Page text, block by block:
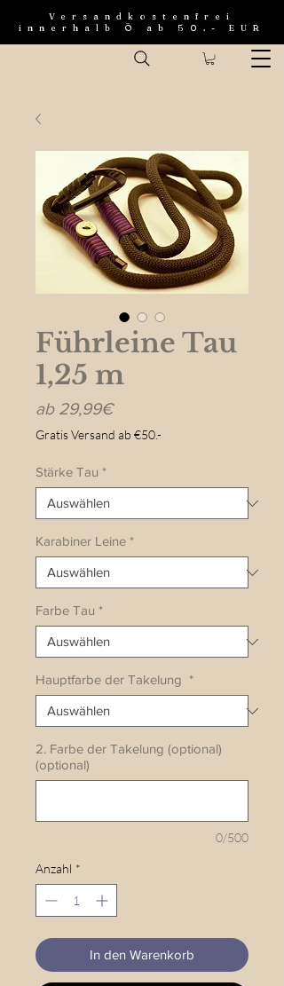
Versandkostenfrei
innerhalb Ö ab 50.- EUR
Führleine Tau
1,25 m
ab 29,99€Sale-
Preis
Gratis Versand ab €50.-
Stärke Tau *
Karabiner Leine *
Farbe Tau *
Hauptfarbe der Takelung *
2. Farbe der Takelung (optional)
(optional)
0/500
Anzahl *
In den Warenkorb